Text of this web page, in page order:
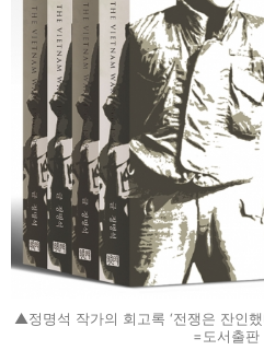
▲정명석 작가의 회고록 ‘전쟁은 잔인
=도서출판